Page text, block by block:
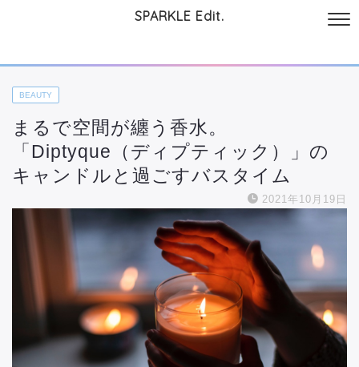
SPARKLE Edit.
BEAUTY
まるで空間が纏う香水。
「Diptyque（ディプティック）」の
キャンドルと過ごすバスタイム
2021年10月19日